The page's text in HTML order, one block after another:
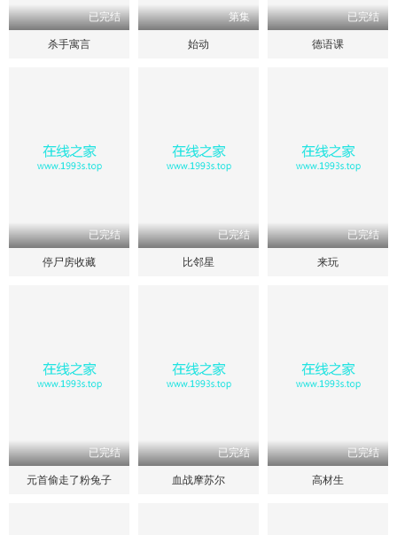
已完结
杀手寓言
第集
始动
已完结
德语课
已完结
停尸房收藏
已完结
比邻星
已完结
来玩
已完结
元首偷走了粉兔子
已完结
血战摩苏尔
已完结
高材生